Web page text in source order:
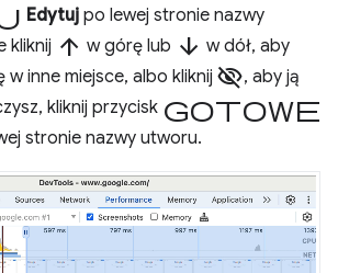
Edytuj po lewej stronie nazwy
kliknij arrow_upward w górę lub arrow_downward w dół, aby
inne miejsce, albo kliknij visibility_off, aby ją
kliknij przycisk Gotowe
stronie nazwy utworu.